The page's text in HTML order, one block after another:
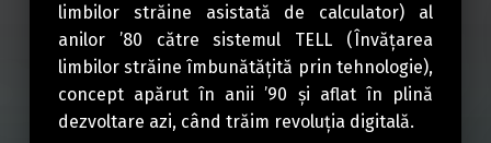
limbilor străine asistată de calculator) al
anilor ’80 către sistemul TELL (Învățarea
limbilor străine îmbunătățită prin tehnologie),
concept apărut în anii ’90 și aflat în plină
dezvoltare azi, când trăim revoluția digitală.